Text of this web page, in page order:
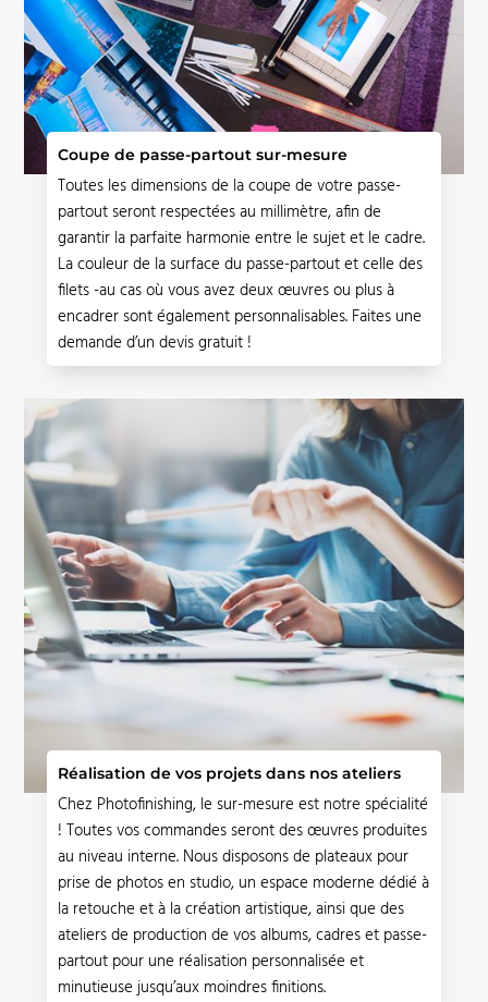
Coupe de passe-partout sur-mesure
Toutes les dimensions de la coupe de votre passe-
partout seront respectées au millimètre, afin de
garantir la parfaite harmonie entre le sujet et le cadre.
La couleur de la surface du passe-partout et celle des
filets -au cas où vous avez deuxœuvresou plus à
encadrer sont également personnalisables. Faites une
demande d’un devis gratuit !
Réalisation de vos projets dans nos ateliers
Chez Photofinishing, le sur-mesure est notre spécialité
! Toutes vos commandes seront desœuvres produites
au niveau interne. Nous disposons de plateaux pour
prise de photos en studio, un espace moderne dédié à
la retouche et à la création artistique, ainsi que des
ateliers de production de vos albums, cadres et passe-
partout pour une réalisation personnalisée et
minutieuse jusqu’aux moindres finitions.